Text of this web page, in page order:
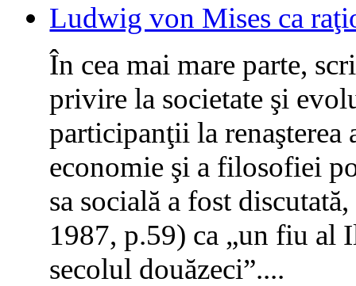
Ludwig von Mises ca
În cea mai mare parte,
privire la societate şi
participanţii la renaşterea
economie şi a filosofiei
sa socială a fost
1987, p.59) ca „un fiu al
secolul douăzeci”....